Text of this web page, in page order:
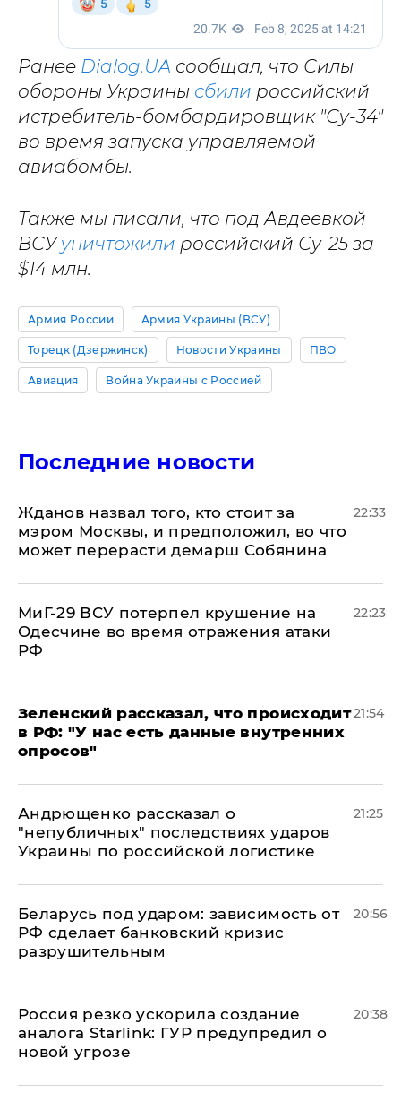
Ранее Dialog.UA сообщал, что Силы
обороны Украины сбили российский
истребитель-бомбардировщик "Су-34"
во время запуска управляемой
авиабомбы.
Также мы писали, что под Авдеевкой
ВСУуничтожили российский Су-25 за
$14 млн.
Армия России Армия Украины (ВСУ)
Торецк (Дзержинск) Новости Украины ПВО
Авиация Война Украины с Россией
Последние новости
Жданов назвал того, кто стоит за
мэром Москвы, и предположил, во что
может перерасти демарш Собянина
22:33
МиГ-29 ВСУ потерпел крушение на
Одесчине во время отражения атаки
РФ
22:23
​Зеленский рассказал, что происходит
в РФ: "У нас есть данные внутренних
опросов"
21:54
Андрющенко рассказал о
"непубличных" последствиях ударов
Украины по российской логистике
21:25
Беларусь под ударом: зависимость от
РФ сделает банковский кризис
разрушительным
20:56
​Россия резко ускорила создание
аналога Starlink: ГУР предупредил о
новой угрозе
20:38